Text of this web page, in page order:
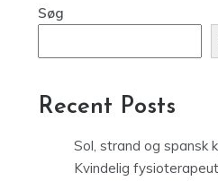
Søg
Recent Posts
Sol, strand og spansk
Kvindelig